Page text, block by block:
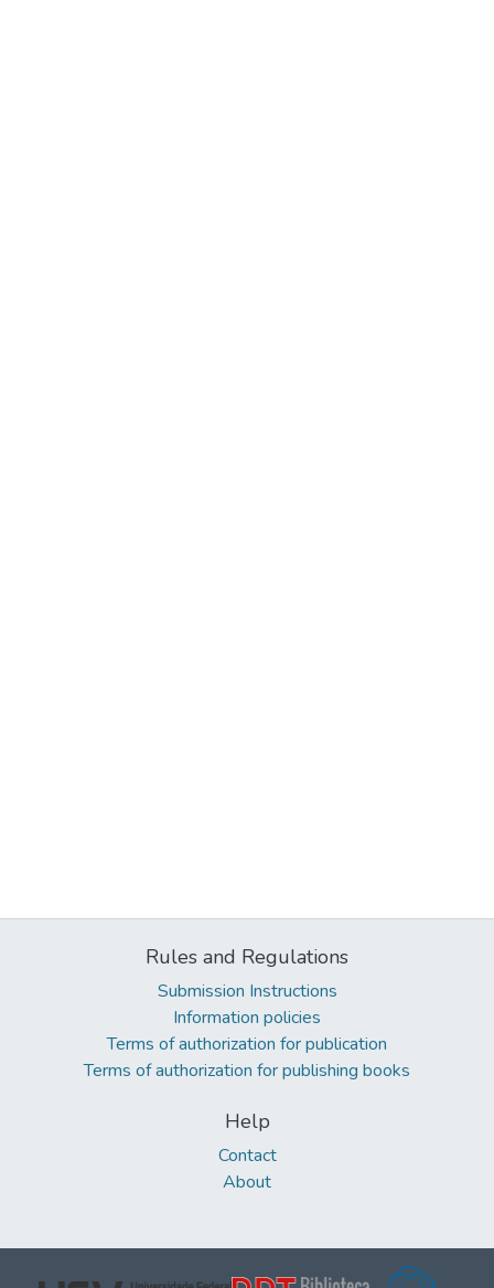
Rules and Regulations
Submission Instructions
Information policies
Terms of authorization for publication
Terms of authorization for publishing books
Help
Contact
About